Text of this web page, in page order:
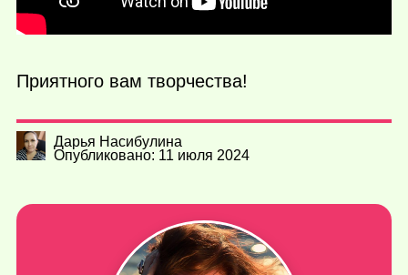
Приятного вам творчества!
Дарья Насибулина
Опубликовано: 11 июля 2024